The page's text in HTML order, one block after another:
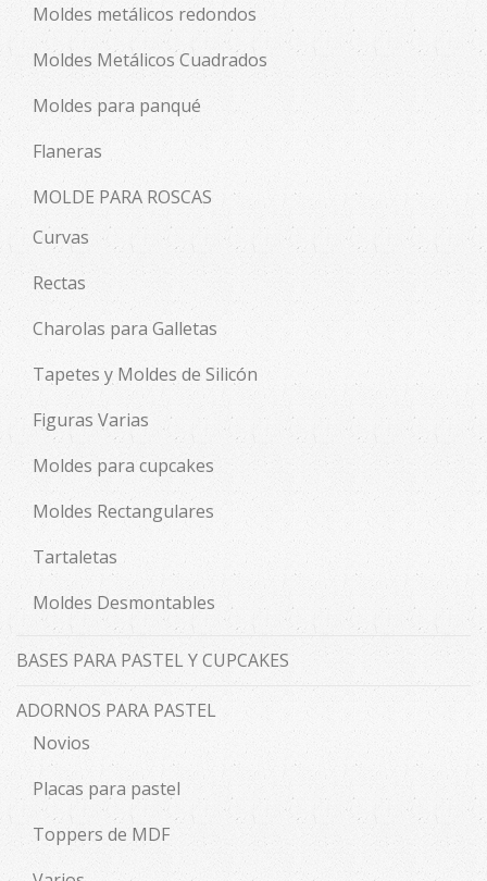
Moldes metálicos redondos
Moldes Metálicos Cuadrados
Moldes para panqué
Flaneras
MOLDE PARA ROSCAS
Curvas
Rectas
Charolas para Galletas
Tapetes y Moldes de Silicón
Figuras Varias
Moldes para cupcakes
Moldes Rectangulares
Tartaletas
Moldes Desmontables
BASES PARA PASTEL Y CUPCAKES
ADORNOS PARA PASTEL
Novios
Placas para pastel
Toppers de MDF